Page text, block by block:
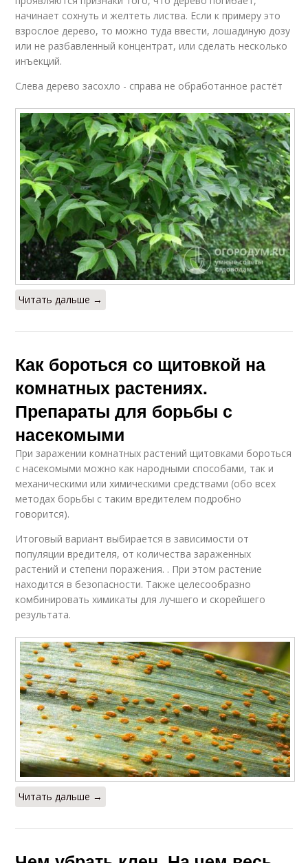
начинает сохнуть и желтеть листва. Если к примеру это
взрослое дерево, то можно туда ввести, лошадиную дозу
или не разбавленный концентрат, или сделать несколько
инъекций.
Слева дерево засохло - справа не обработанное растёт
Читать дальше →
Как бороться со щитовкой на
комнатных растениях.
Препараты для борьбы с
насекомыми
При заражении комнатных растений щитовками бороться
с насекомыми можно как народными способами, так и
механическими или химическими средствами (обо всех
методах борьбы с таким вредителем подробно
говорится).
Итоговый вариант выбирается в зависимости от
популяции вредителя, от количества зараженных
растений и степени поражения. . При этом растение
находится в безопасности. Также целесообразно
комбинировать химикаты для лучшего и скорейшего
результата.
Читать дальше →